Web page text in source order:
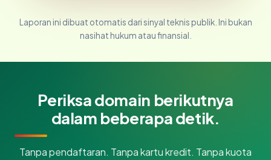
Laporan ini dibuat otomatis dari sinyal teknis publik. Ini bukan
nasihat hukum atau finansial.
Periksa domain berikutnya
dalam beberapa detik.
Tanpa pendaftaran. Tanpa kartu kredit. Tanpa kuota